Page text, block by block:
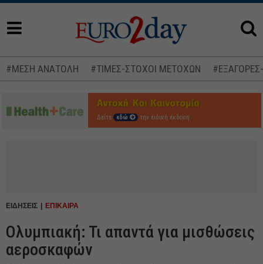
#ΜΕΣΗ ΑΝΑΤΟΛΗ #ΤΙΜΕΣ-ΣΤΟΧΟΙ ΜΕΤΟΧΩΝ
Δείτε εδώ την ειδική έκδοση
ΕΙΔΗΣΕΙΣ ΕΠΙΚΑΙΡΑ
Ολυμπιακή: Τι απαντά για μισθώσεις
αεροσκαφών